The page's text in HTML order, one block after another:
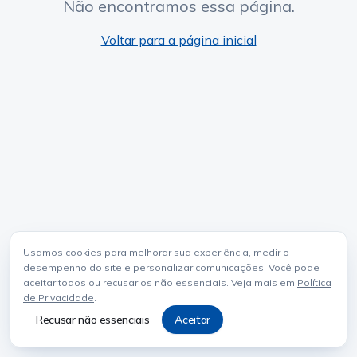
Usamos cookies para melhorar sua experiência, medir o
desempenho do site e personalizar comunicações. Você pode
aceitar todos ou recusar os não essenciais. Veja mais em Política
de Privacidade.
Recusar não essenciais Aceitar
Não encontramos essa página.
Voltar para a página inicial